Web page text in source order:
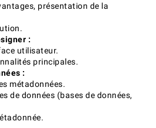
présentation de la
:
utilisateur.
principales.
:
métadonnées.
de données (bases de données,